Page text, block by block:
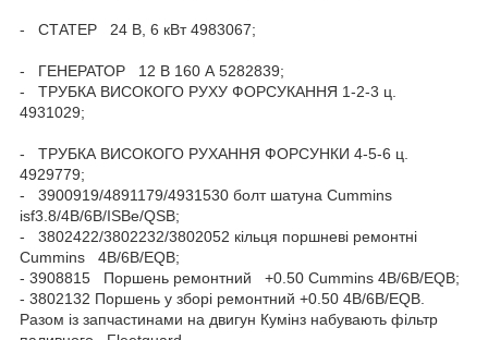
- СТАТЕР 24 В, 6 кВт 4983067;
- ГЕНЕРАТОР 12 В 160 А 5282839;
- ТРУБКА ВИСОКОГО РУХУ ФОРСУКАННЯ 1-2-3 ц.
4931029;
- ТРУБКА ВИСОКОГО РУХАННЯ ФОРСУНКИ 4-5-6 ц.
4929779;
- 3900919/4891179/4931530 болт шатуна Cummins
isf3.8/4B/6B/ISBe/QSB;
- 3802422/3802232/3802052 кільця поршневі ремонтні
Cummins 4B/6B/EQB;
- 3908815 Поршень ремонтний +0.50 Cummins 4B/6B/EQB;
- 3802132 Поршень у зборі ремонтний +0.50 4B/6B/EQB.
Разом із запчастинами на двигун Кумінз набувають фільтр